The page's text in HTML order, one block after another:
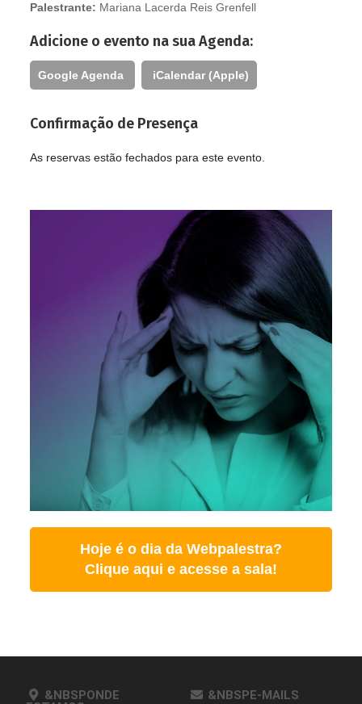
Palestrante: Mariana Lacerda Reis Grenfell
Adicione o evento na sua Agenda:
Google Agenda iCalendar (Apple)
Confirmação de Presença
As reservas estão fechados para este evento.
Hoje é o dia da Webpalestra?
Clique aqui e acesse a sala!
&NBSPONDE
&NBSPE-MAILS